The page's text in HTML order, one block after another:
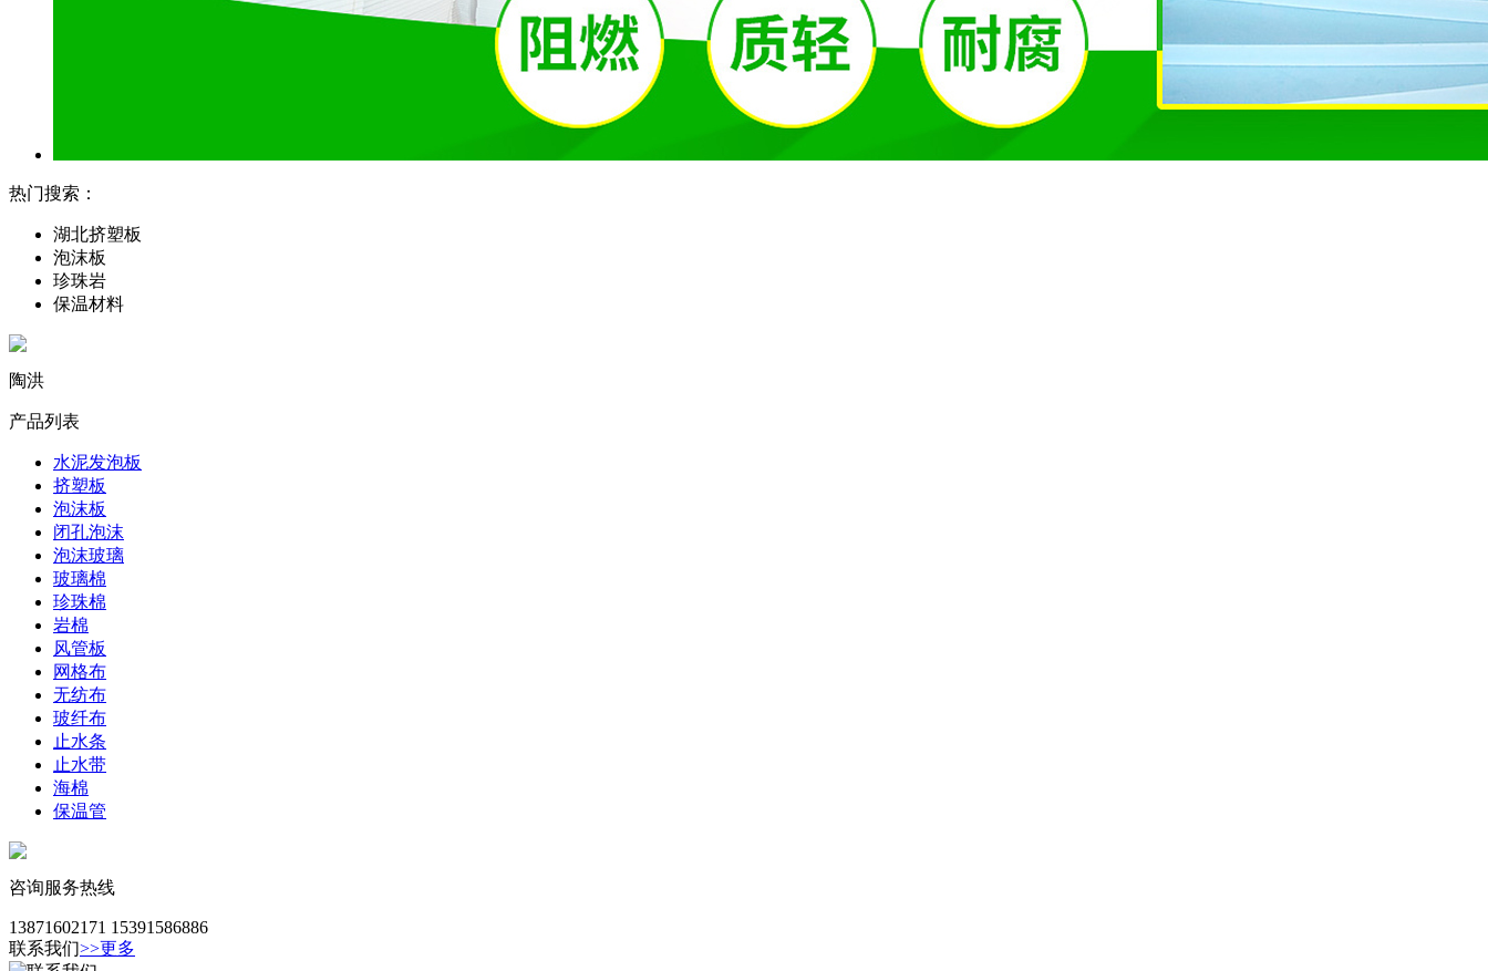
热门搜索：
湖北挤塑板
泡沫板
珍珠岩
保温材料
陶洪
产品列表
水泥发泡板
挤塑板
泡沫板
闭孔泡沫
泡沫玻璃
玻璃棉
珍珠棉
岩棉
风管板
网格布
无纺布
玻纤布
止水条
止水带
海棉
保温管
咨询服务热线
13871602171 15391586886
联系我们>>更多